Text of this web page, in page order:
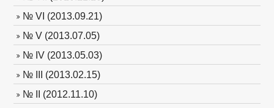
№ VI (2013.09.21)
№ V (2013.07.05)
№ IV (2013.05.03)
№ III (2013.02.15)
№ II (2012.11.10)